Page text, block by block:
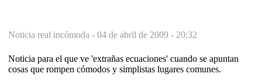
Noticia real incómoda - 04 de abril de 2009 - 20:32
Noticia para el que ve 'extrañas ecuaciones' cuando se apuntan
cosas que rompen cómodos y simplistas lugares comunes.